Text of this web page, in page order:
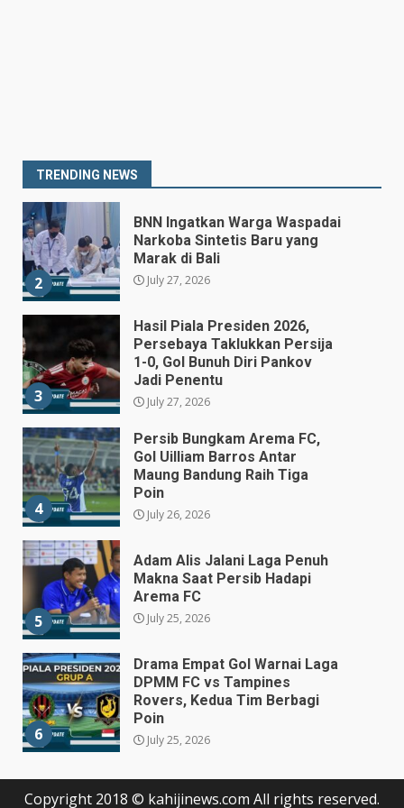
TRENDING NEWS
1
2
BNN Ingatkan Warga Waspadai
Narkoba Sintetis Baru yang
Marak di Bali
July 27, 2026
3
Hasil Piala Presiden 2026,
Persebaya Taklukkan Persija
1-0, Gol Bunuh Diri Pankov
Jadi Penentu
July 27, 2026
4
Persib Bungkam Arema FC,
Gol Uilliam Barros Antar
Maung Bandung Raih Tiga
Poin
July 26, 2026
5
Adam Alis Jalani Laga Penuh
Makna Saat Persib Hadapi
Arema FC
July 25, 2026
6
Drama Empat Gol Warnai Laga
DPMM FC vs Tampines
Rovers, Kedua Tim Berbagi
Poin
July 25, 2026
MBG yang Tak Penuhi Standar
Copyright 2018 © kahijinews.com All rights reserved.